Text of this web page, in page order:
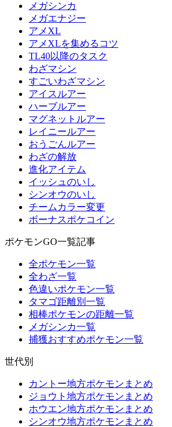
メガシンカ
メガエナジー
アメXL
アメXLを集めるコツ
TL40以降のタスク
わざマシン
すごいわざマシン
アイスルアー
ハーブルアー
マグネットルアー
レイニールアー
おうごんルアー
わざの解放
進化アイテム
イッシュのいし
シンオウのいし
チームカラー変更
ボーナスポケコイン
ポケモンGO一覧記事
全ポケモン一覧
全わざ一覧
色違いポケモン一覧
タマゴ距離別一覧
相棒ポケモンの距離一覧
メガシンカ一覧
捕獲おすすめポケモン一覧
世代別
カントー地方ポケモンまとめ
ジョウト地方ポケモンまとめ
ホウエン地方ポケモンまとめ
シンオウ地方ポケモンまとめ